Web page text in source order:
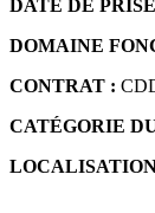
DATE DE
DOMAINE
CONTRAT :
CATÉGORIE